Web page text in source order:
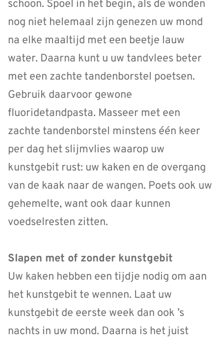
schoon. Spoel in het begin, als de wonden
nog niet helemaal zijn genezen uw mond
na elke maaltijd met een beetje lauw
water. Daarna kunt u uw tandvlees beter
met een zachte tandenborstel poetsen.
Gebruik daarvoor gewone
fluoridetandpasta. Masseer met een
zachte tandenborstel minstens één keer
per dag het slijmvlies waarop uw
kunstgebit rust: uw kaken en de overgang
van de kaak naar de wangen. Poets ook uw
gehemelte, want ook daar kunnen
voedselresten zitten.
Slapen met of zonder kunstgebit
Uw kaken hebben een tijdje nodig om aan
het kunstgebit te wennen. Laat uw
kunstgebit de eerste week dan ook ’s
nachts in uw mond. Daarna is het juist